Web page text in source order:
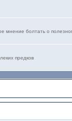
мнение болтать о
предков